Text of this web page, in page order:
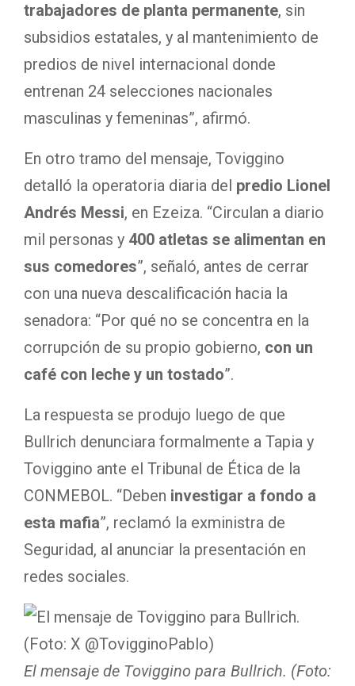
trabajadores de planta permanente, sin
subsidios estatales, y al mantenimiento de
predios de nivel internacional donde
entrenan 24 selecciones nacionales
masculinas y femeninas”, afirmó.
En otro tramo del mensaje, Toviggino
detalló la operatoria diaria del predio Lionel
Andrés Messi, en Ezeiza. “Circulan a diario
mil personas y 400 atletas se alimentan en
sus comedores”, señaló, antes de cerrar
con una nueva descalificación hacia la
senadora: “Por qué no se concentra en la
corrupción de su propio gobierno, con un
café con leche y un tostado”.
La respuesta se produjo luego de que
Bullrich denunciara formalmente a Tapia y
Toviggino ante el Tribunal de Ética de la
CONMEBOL. “Deben investigar a fondo a
esta mafia”, reclamó la exministra de
Seguridad, al anunciar la presentación en
redes sociales.
El mensaje de Toviggino para Bullrich. (Foto: